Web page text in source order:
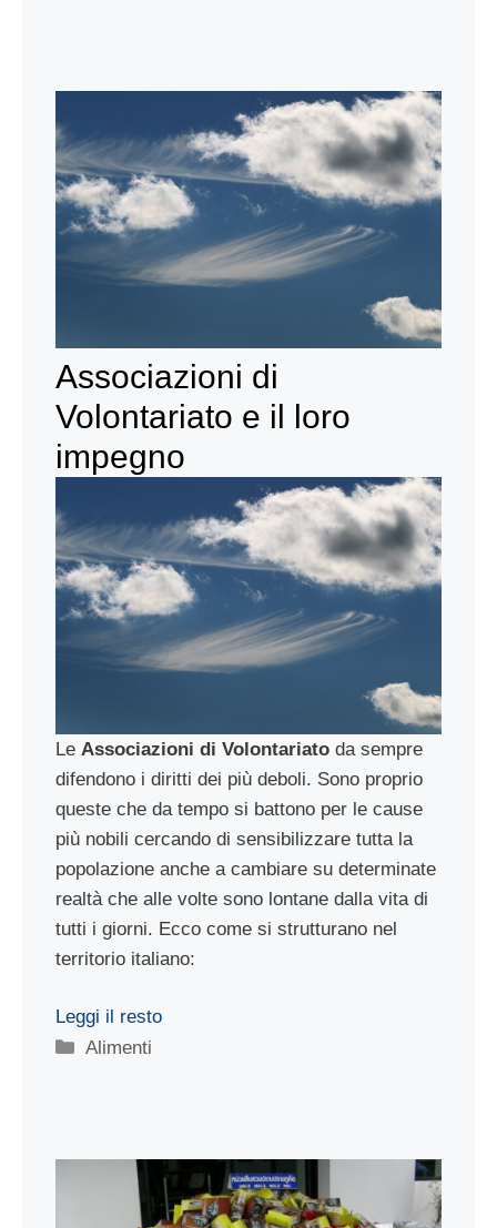
Associazioni di
Volontariato e il loro
impegno
Le Associazioni di Volontariato da sempre
difendono i diritti dei più deboli. Sono proprio
queste che da tempo si battono per le cause
più nobili cercando di sensibilizzare tutta la
popolazione anche a cambiare su determinate
realtà che alle volte sono lontane dalla vita di
tutti i giorni. Ecco come si strutturano nel
territorio italiano:
Leggi il resto
Categorie
Alimenti